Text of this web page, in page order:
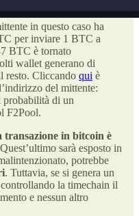
in questo caso ha
per inviare 1 BTC a
BTC è tornato
wallet generano di
resto. Cliccando qui è
del mittente:
probabilità di un
F2Pool.
transazione in bitcoin è
sarà esposto in
potrebbe
. Tuttavia, se si genera un
la timechain il
e nessun altro